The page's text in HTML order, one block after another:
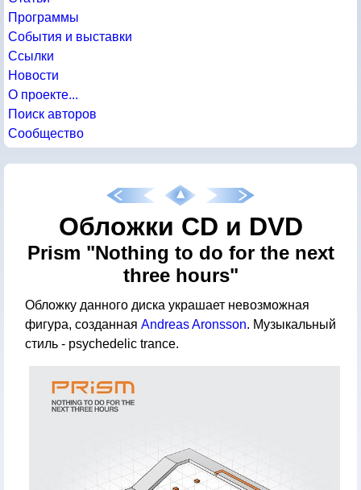
Программы
События и выставки
Ссылки
Новости
О проекте...
Поиск авторов
Сообщество
Обложки CD и DVD
Prism "Nothing to do for the next
three hours"
Обложку данного диска украшает невозможная
фигура, созданная Andreas Aronsson. Музыкальный
стиль - psychedelic trance.